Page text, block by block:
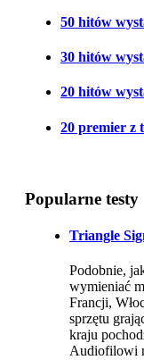
50 hitów
30 hitów
20 hitów
20 premier z
Popularne testy
Triangle
Podobnie,
wymieniać
Francji,
sprzętu
kraju
Audiofilowi